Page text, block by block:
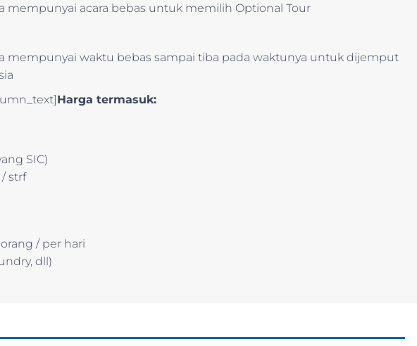
mempunyai acara bebas untuk memilih Optional Tour
mempunyai waktu bebas sampai tiba pada waktunya untuk dijemput
Harga termasuk:
SIC)
strf
/ per hari
dll)